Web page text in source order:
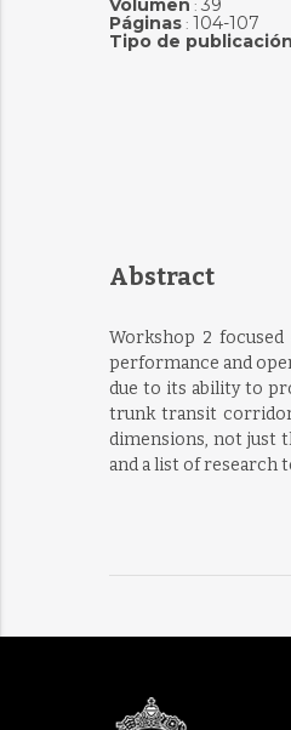
Volumen : 39
Páginas: 104-107
Tipo de publicación
Abstract
Workshop 2
performance and
due to its ability to
trunk transit
dimensions, not just
and a list of research